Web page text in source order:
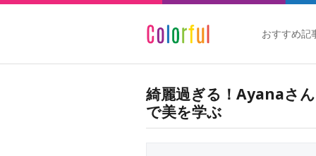
おすすめ記
綺麗過ぎる！Ayanaさ
で美を学ぶ